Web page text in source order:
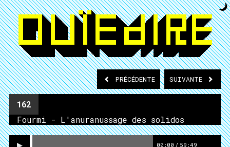
PRÉCÉDENTE SUIVANTE
162
Fourmi - L'anuranussage des solidos
00:00 / 59:49